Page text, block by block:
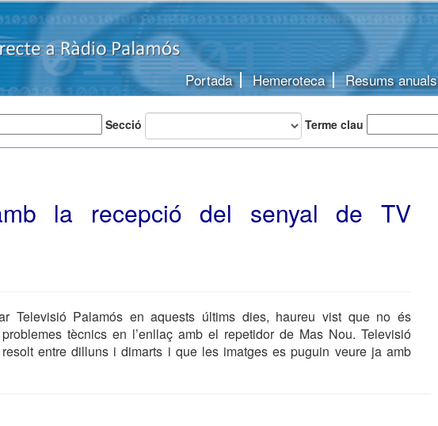
Portada Hemeroteca Resums anuals
Secció Terme clau
la recepció del senyal de TV
Televisió Palamós en aquests últims dies, haureu vist que no és
tècnics en l’enllaç amb el repetidor de Mas Nou. Televisió
entre dilluns i dimarts i que les imatges es puguin veure ja amb